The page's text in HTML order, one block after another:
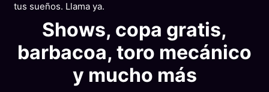
tus sueños. Llama ya.
Shows, copa gratis,
barbacoa, toro mecánico
y mucho más